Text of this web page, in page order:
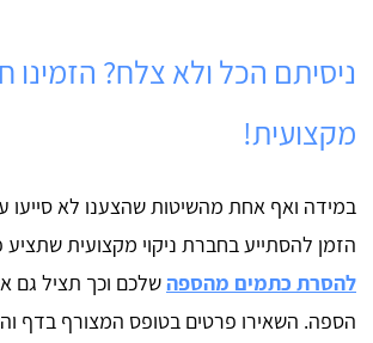
ניסיתם הכל ולא צלח? הזמינו
מקצועית!
במידה ואף אחת מהשיטות שהצענו לא סייעו
הזמן להסתייע בחברת ניקוי מקצועית שתציע
להסרת כתמים מהספהשלכם וכך תציל גם
הספה. השאירו פרטים בטופס המצורף בדף